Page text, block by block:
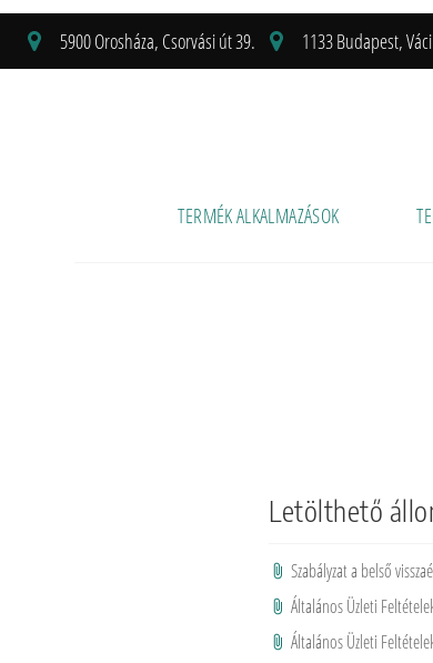
5900 Orosháza, Csorvási út 39. 1133 Budapest,
TERMÉK ALKALMAZÁSOK
Letölthető
Szabályzat a belső
Általános Üzleti
Általános Üzleti